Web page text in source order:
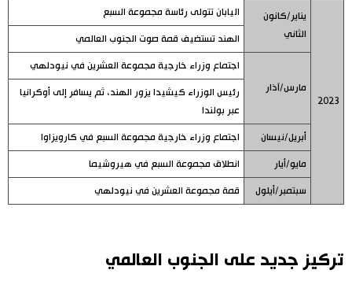
2023
يناير/كانون
الثاني
اليابان تتولى رئاسة مجموعة السبع
الهند تستضيف قمة صوت الجنوب العالمي
مارس/آذار
اجتماع وزراء خارجية مجموعة العشرين في نيودلهي
رئيس الوزراء كيشيدا يزور الهند، ثم يسافر إلى أوكرانيا
عبر بولندا
أبريل/نيسان اجتماع وزراء خارجية مجموعة السبع في كارويزاوا
مايو/أيار انطلاق مجموعة السبع في هيروشيما
سبتمبر/أيلول قمة مجموعة العشرين في نيودلهي
تركيز جديد على الجنوب العالمي